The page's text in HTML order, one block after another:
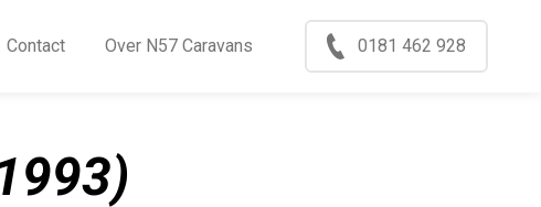
Contact Over N57 Caravans 0181 462 928
Blog